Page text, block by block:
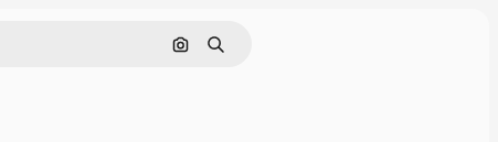
Поиск по изображению
Поиск